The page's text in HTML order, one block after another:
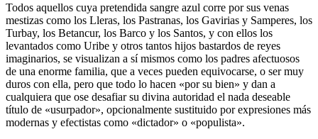
Todos aquellos cuya pretendida sangre azul corre por sus venas
mestizas como los Lleras, los Pastranas, los Gavirias y Samperes, los
Turbay, los Betancur, los Barco y los Santos, y con ellos los
levantados como Uribe y otros tantos hijos bastardos de reyes
imaginarios, se visualizan a sí mismos como los padres afectuosos
de una enorme familia, que a veces pueden equivocarse, o ser muy
duros con ella, pero que todo lo hacen «por su bien» y dan a
cualquiera que ose desafiar su divina autoridad el nada deseable
título de «usurpador», opcionalmente sustituido por expresiones más
modernas y efectistas como «dictador» o «populista».